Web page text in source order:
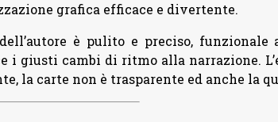
grafica efficace e divertente.
è pulito e preciso,
i giusti cambi di ritmo alla narrazione.
la carte non è trasparente ed anche la